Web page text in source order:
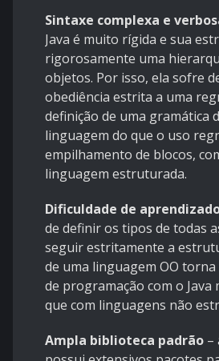
Sintaxe complexa e
Java é muito rígida e sua
rigorosamente uma
objetos. Por isso, ela sofre
obediência estrita a uma
definição de uma gramática
linguagem do que o uso
empilhamento de blocos,
linguagem estruturada.
Dificuldade de
de definir os tipos de todas
seguir estritamente a
de uma linguagem OO
de programação com o Java
que com linguagens não
Ampla biblioteca padrão –